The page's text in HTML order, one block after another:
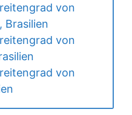
von
Brasilien
von
von